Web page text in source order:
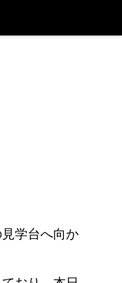
学台へ向か